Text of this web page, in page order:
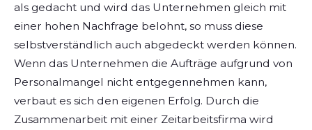
als gedacht und wird das Unternehmen gleich mit
einer hohen Nachfrage belohnt, so muss diese
selbstverständlich auch abgedeckt werden können.
Wenn das Unternehmen die Aufträge aufgrund von
Personalmangel nicht entgegennehmen kann,
verbaut es sich den eigenen Erfolg. Durch die
Zusammenarbeit mit einer Zeitarbeitsfirma wird